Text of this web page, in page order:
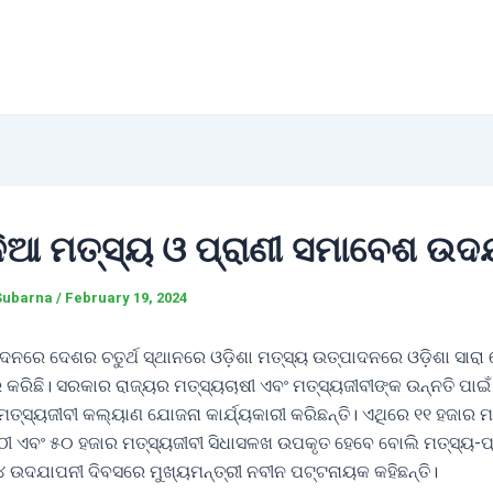
ମତ୍ସ୍ୟ ଓ ପ୍ରାଣୀ ସମାବେଶ
/ February 19, 2024
ଦେଶର ଚତୁର୍ଥ ସ୍ଥାନରେ ଓଡ଼ିଶା ମତ୍ସ୍ୟ ଉତ୍ପାଦନରେ ଓଡ଼ିଶା ସାରା
ସରକାର ରାଜ୍ୟର ମତ୍ସ୍ୟଚାଷୀ ଏବଂ ମତ୍ସ୍ୟଜୀବୀଙ୍କ ଉନ୍ନତି
କଲ୍ୟାଣ ଯୋଜନା କାର୍ଯ୍ୟକାରୀ କରିଛନ୍ତି। ଏଥିରେ ୧୧ ହଜାର
ଏବଂ ୫୦ ହଜାର ମତ୍ସ୍ୟଜୀବୀ ସିଧାସଳଖ ଉପକୃତ ହେବେ ବୋଲି ମତ୍ସ୍ୟ-
ଉଦଯାପନୀ ଦିବସରେ ମୁଖ୍ୟମନ୍ତ୍ରୀ ନବୀନ ପଟ୍ଟନାୟକ କହିଛନ୍ତି।